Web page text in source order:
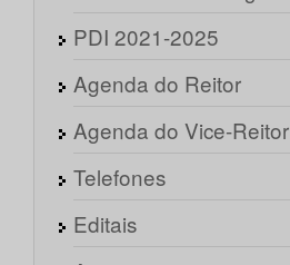
PDI 2021-2025
Agenda do Reitor
Agenda do Vice-Reitor
Telefones
Editais